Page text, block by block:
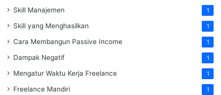
Skill Manajemen 1
Skill yang Menghasilkan 1
Cara Membangun Passive Income 1
Dampak Negatif 1
Mengatur Waktu Kerja Freelance 1
Freelance Mandiri 1